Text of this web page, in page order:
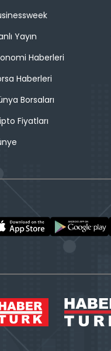
Yayın
Haberleri
Haberleri
Borsaları
Fiyatları